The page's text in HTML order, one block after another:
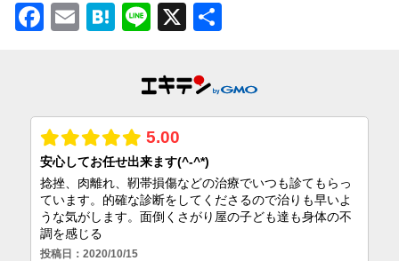
Facebook
EmailHatena
Line
X